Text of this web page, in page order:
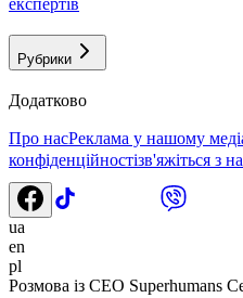
експертів
Рубрики
Додатково
Про насРеклама у нашому
конфіденційностізв'яжіться з
ua
en
pl
Розмова із СЕО Superhumans